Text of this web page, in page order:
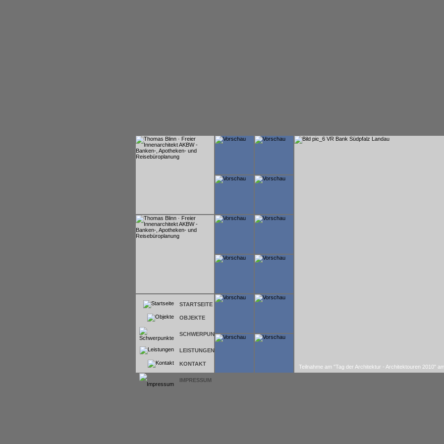
STARTSEITE
OBJEKTE
SCHWERPUNKTE
LEISTUNGEN
KONTAKT
IMPRESSUM
Teilnahme am "Tag der Architektur - Architektouren 2010"